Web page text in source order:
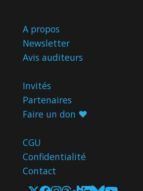
A propos
Newsletter
Avis auditeurs
Invités
Partenaires
Faire un don ♥️
CGU
Confidentialité
Contact